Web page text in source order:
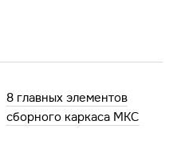
8 главных элементов
сборного каркаса МКС